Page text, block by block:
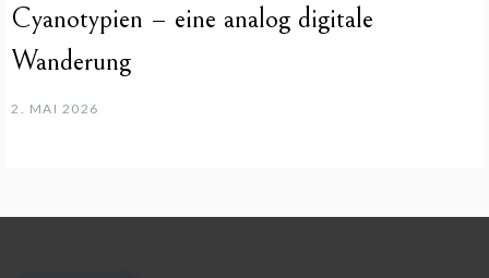
Cyanotypien – eine analog digitale
Wanderung
2. MAI 2026